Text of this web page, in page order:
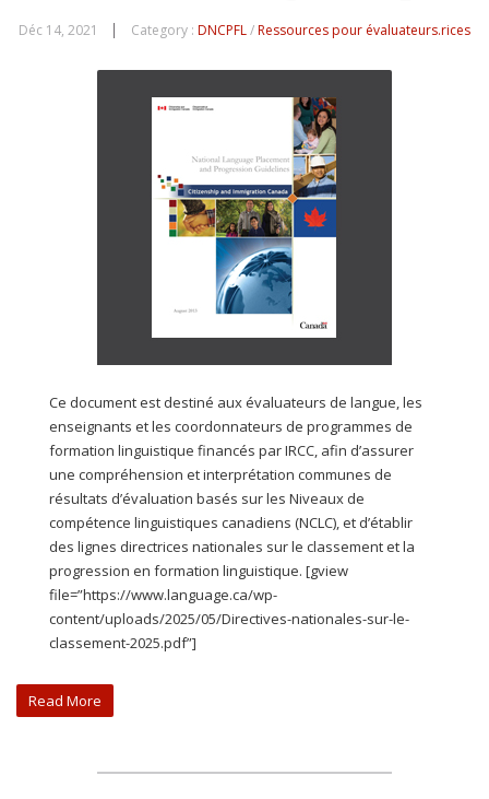
Déc 14, 2021 Category : DNCPFL/Ressources pour évaluateurs.rices
Ce document est destiné aux évaluateurs de langue, les
enseignants et les coordonnateurs de programmes de
formation linguistique financés par IRCC, afin d’assurer
une compréhension et interprétation communes de
résultats d’évaluation basés sur les Niveaux de
compétence linguistiques canadiens (NCLC), et d’établir
des lignes directrices nationales sur le classement et la
progression en formation linguistique. [gview
file=”https://www.language.ca/wp-
content/uploads/2025/05/Directives-nationales-sur-le-
classement-2025.pdf”]
Read More